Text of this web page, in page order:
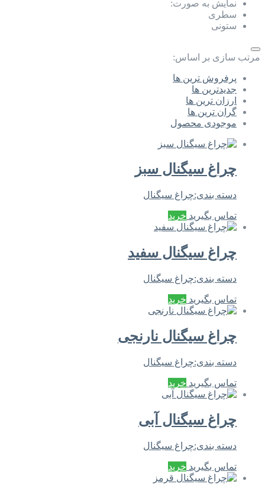
نمایش به صورت:
سطری
ستونی
مرتب سازی بر اساس:
پرفروش ترین ها
جدیدترین ها
ارزان ترین ها
گران ترین ها
موجودی محصول
چراغ سیگنال سبز
دسته بندی:چراغ سیگنال
تماس بگیرید خرید
چراغ سیگنال سفید
دسته بندی:چراغ سیگنال
تماس بگیرید خرید
چراغ سیگنال نارنجی
دسته بندی:چراغ سیگنال
تماس بگیرید خرید
چراغ سیگنال آبی
دسته بندی:چراغ سیگنال
تماس بگیرید خرید